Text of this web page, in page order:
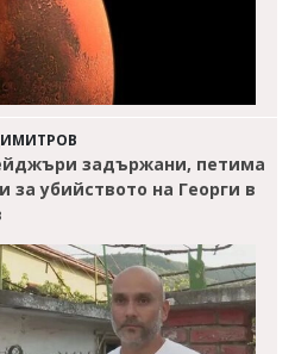
задържани, петима
за убийството на Георги в